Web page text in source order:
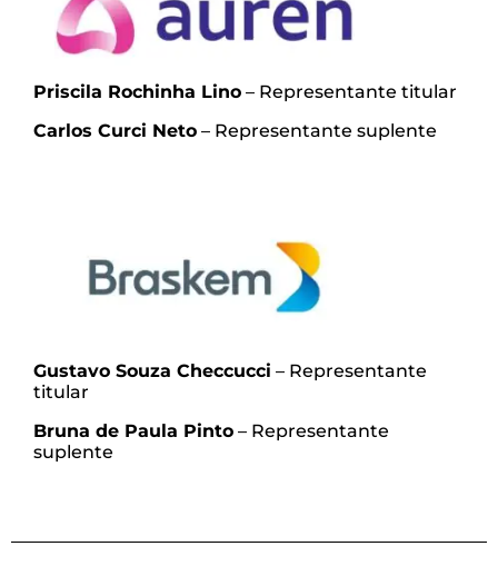
Priscila Rochinha Lino – Representante titular
Carlos Curci Neto – Representante suplente
Gustavo Souza Checcucci – Representante
titular
Bruna de Paula Pinto – Representante
suplente